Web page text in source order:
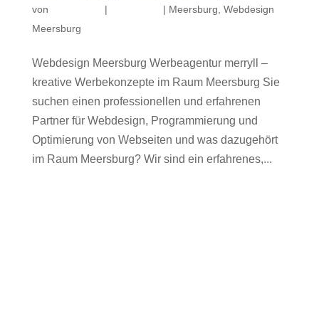
von | | Meersburg Webdesign
Meersburg
Webdesign Meersburg Werbeagentur merryll –
kreative Werbekonzepte im Raum Meersburg Sie
suchen einen professionellen und erfahrenen
Partner für Webdesign, Programmierung und
Optimierung von Webseiten und was dazugehört
im Raum Meersburg? Wir sind ein erfahrenes,...